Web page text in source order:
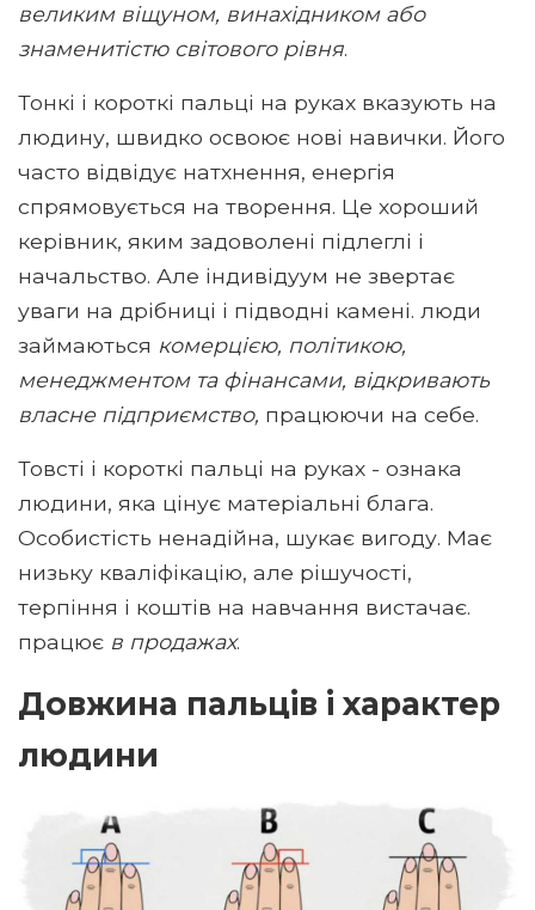
великим віщуном, винахідником або
знаменитістю світового рівня.
Тонкі і короткі пальці на руках вказують на
людину, швидко освоює нові навички. Його
часто відвідує натхнення, енергія
спрямовується на творення. Це хороший
керівник, яким задоволені підлеглі і
начальство. Але індивідуум не звертає
уваги на дрібниці і підводні камені. люди
займаються комерцією, політикою,
менеджментом та фінансами, відкривають
власне підприємство, працюючи на себе.
Товсті і короткі пальці на руках - ознака
людини, яка цінує матеріальні блага.
Особистість ненадійна, шукає вигоду. Має
низьку кваліфікацію, але рішучості,
терпіння і коштів на навчання вистачає.
працює в продажах.
Довжина пальців і характер
людини